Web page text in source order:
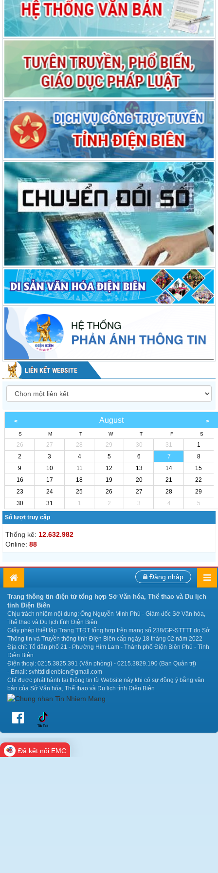
LIÊN KẾT WEBSITE
August
S M T W T F S
26 27 28 29 30 31
1
2
3 4 5 6 7
8
9
10 11 12 13 14
15
16
17 18 19 20 21
22
23
24 25 26 27 28
29
30
31 1 2 3 4 5
Số lượt truy cập
Thống kê: 12.632.982
Online: 88
Đăng nhập
Trang thông tin điện tử tổng hợp Sở Văn hóa, Thể thao và Du lịch
tỉnh Điện Biên
Chịu trách nhiệm nội dung: Ông Nguyễn Minh Phú - Giám đốc Sở Văn hóa,
Thể thao và Du lịch tỉnh Điện Biên
Giấy phép thiết lập Trang TTĐT tổng hợp trên mạng số 238/GP-STTTT do Sở
Thông tin và Truyền thông tỉnh Điện Biên cấp ngày 18 tháng 02 năm 2022
Địa chỉ: Tổ dân phố 21 - Phường Him Lam - Thành phố Điện Biên Phủ - Tỉnh
Điện Biên
Điện thoại: 0215.3825.391 (Văn phòng) - 0215.3829.190 (Ban Quản trị)
- Email: svhttdldienbien@gmail.com
Chỉ được phát hành lại thông tin từ Website này khi có sự đồng ý bằng văn
bản của Sở Văn hóa, Thể thao và Du lịch tỉnh Điện Biên
Đã kết nối EMC